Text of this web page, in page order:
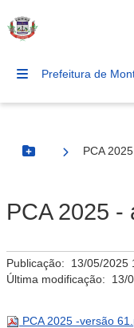
Prefeitura de
Botão Menu
PCA
PCA 2025 -
Publicação: 13/05/2025
Última modificação: 13/
PCA 2025 -versão